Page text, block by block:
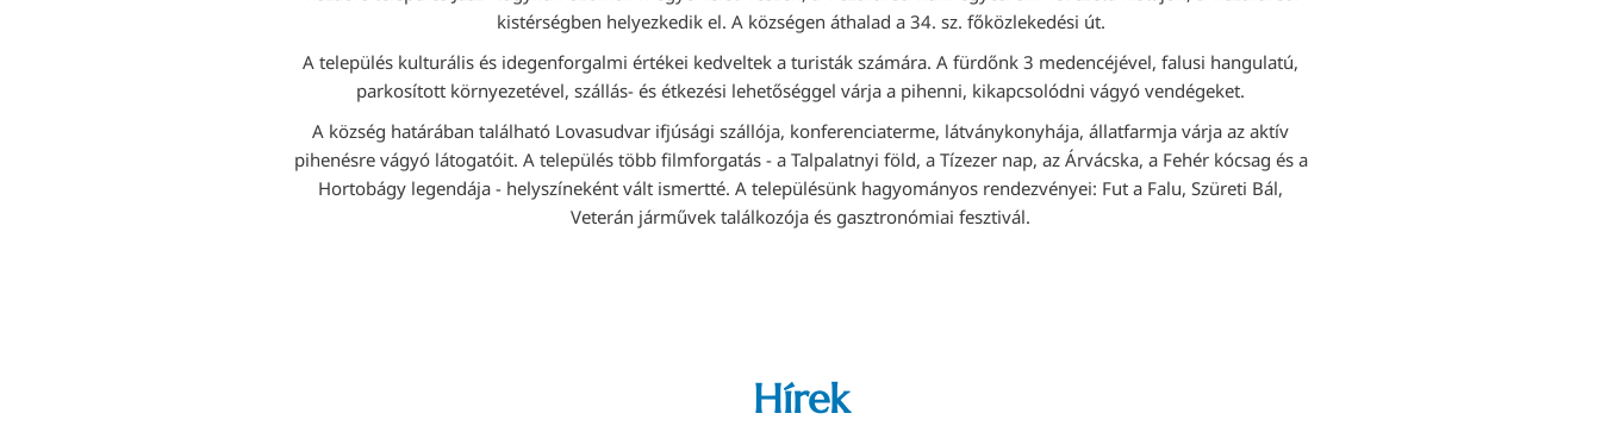
kistérségben helyezkedik el. A községen áthalad a 34. sz. főközlekedési út.
A település kulturális és idegenforgalmi értékei kedveltek a turisták számára. A fürdőnk 3 medencéjével, falusi hangulatú,
parkosított környezetével, szállás- és étkezési lehetőséggel várja a pihenni, kikapcsolódni vágyó vendégeket.
A község határában található Lovasudvar ifjúsági szállója, konferenciaterme, látványkonyhája, állatfarmja várja az aktív
pihenésre vágyó látogatóit. A település több filmforgatás - a Talpalatnyi föld, a Tízezer nap, az Árvácska, a Fehér kócsag és a
Hortobágy legendája - helyszíneként vált ismertté. A településünk hagyományos rendezvényei: Fut a Falu, Szüreti Bál,
Veterán járművek találkozója és gasztronómiai fesztivál.
Hírek